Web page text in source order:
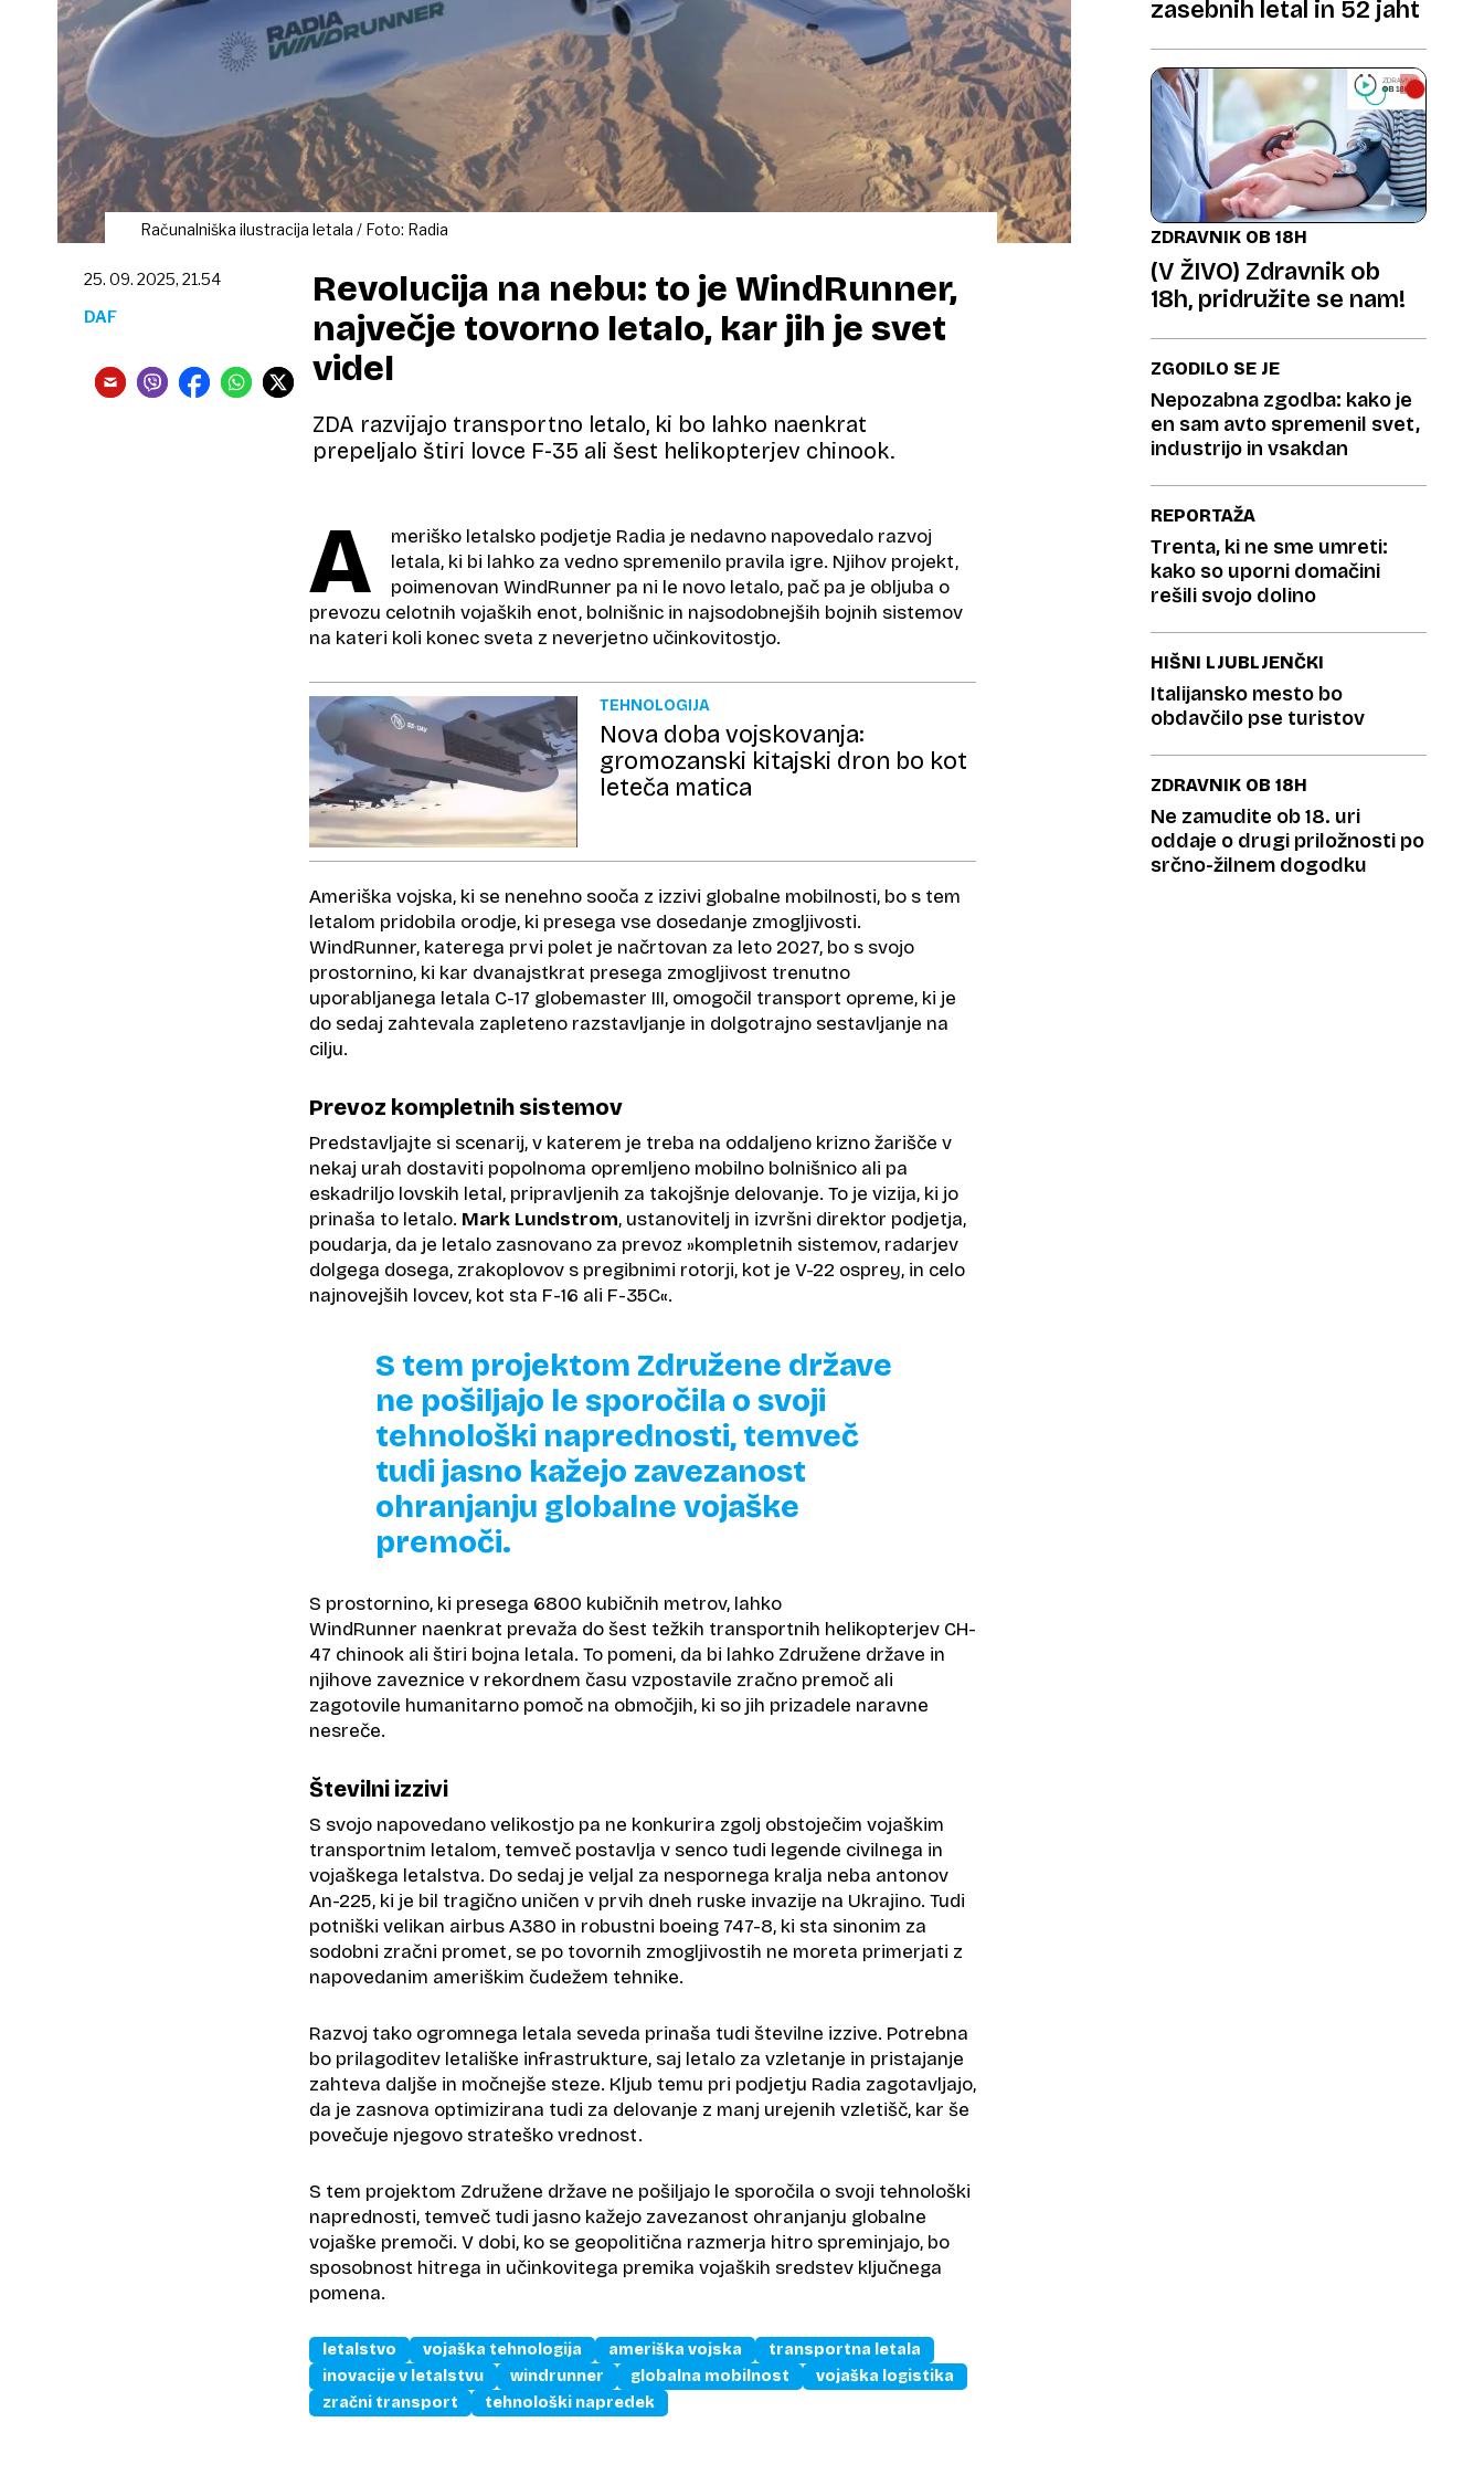
Računalniška ilustracija letala / Foto: Radia
Revolucija na nebu: to je WindRunner,
največje tovorno letalo, kar jih je svet
videl
ZDA razvijajo transportno letalo, ki bo lahko naenkrat
prepeljalo štiri lovce F-35 ali šest helikopterjev chinook.
25. 09. 2025, 21.54
DAF
A
meriško letalsko podjetje Radia je nedavno napovedalo razvoj
letala, ki bi lahko za vedno spremenilo pravila igre. Njihov projekt,
poimenovan WindRunner pa ni le novo letalo, pač pa je obljuba o
prevozu celotnih vojaških enot, bolnišnic in najsodobnejših bojnih sistemov
na kateri koli konec sveta z neverjetno učinkovitostjo.
TEHNOLOGIJA
Nova doba vojskovanja:
gromozanski kitajski dron bo kot
leteča matica
Ameriška vojska, ki se nenehno sooča z izzivi globalne mobilnosti, bo s tem
letalom pridobila orodje, ki presega vse dosedanje zmogljivosti.
WindRunner, katerega prvi polet je načrtovan za leto 2027, bo s svojo
prostornino, ki kar dvanajstkrat presega zmogljivost trenutno
uporabljanega letala C-17 globemaster III, omogočil transport opreme, ki je
do sedaj zahtevala zapleteno razstavljanje in dolgotrajno sestavljanje na
cilju.
Prevoz kompletnih sistemov
Predstavljajte si scenarij, v katerem je treba na oddaljeno krizno žarišče v
nekaj urah dostaviti popolnoma opremljeno mobilno bolnišnico ali pa
eskadriljo lovskih letal, pripravljenih za takojšnje delovanje. To je vizija, ki jo
prinaša to letalo. Mark Lundstrom, ustanovitelj in izvršni direktor podjetja,
poudarja, da je letalo zasnovano za prevoz »kompletnih sistemov, radarjev
dolgega dosega, zrakoplovov s pregibnimi rotorji, kot je V-22 osprey, in celo
najnovejših lovcev, kot sta F-16 ali F-35C«.
S tem projektom Združene države
ne pošiljajo le sporočila o svoji
tehnološki naprednosti, temveč
tudi jasno kažejo zavezanost
ohranjanju globalne vojaške
premoči.
S prostornino, ki presega 6800 kubičnih metrov, lahko
WindRunner naenkrat prevaža do šest težkih transportnih helikopterjev CH-
47 chinook ali štiri bojna letala. To pomeni, da bi lahko Združene države in
njihove zaveznice v rekordnem času vzpostavile zračno premoč ali
zagotovile humanitarno pomoč na območjih, ki so jih prizadele naravne
nesreče.
Številni izzivi
S svojo napovedano velikostjo pa ne konkurira zgolj obstoječim vojaškim
transportnim letalom, temveč postavlja v senco tudi legende civilnega in
vojaškega letalstva. Do sedaj je veljal za nespornega kralja neba antonov
An-225, ki je bil tragično uničen v prvih dneh ruske invazije na Ukrajino. Tudi
potniški velikan airbus A380 in robustni boeing 747-8, ki sta sinonim za
sodobni zračni promet, se po tovornih zmogljivostih ne moreta primerjati z
napovedanim ameriškim čudežem tehnike.
Razvoj tako ogromnega letala seveda prinaša tudi številne izzive. Potrebna
bo prilagoditev letališke infrastrukture, saj letalo za vzletanje in pristajanje
zahteva daljše in močnejše steze. Kljub temu pri podjetju Radia zagotavljajo,
da je zasnova optimizirana tudi za delovanje z manj urejenih vzletišč, kar še
povečuje njegovo strateško vrednost.
S tem projektom Združene države ne pošiljajo le sporočila o svoji tehnološki
naprednosti, temveč tudi jasno kažejo zavezanost ohranjanju globalne
vojaške premoči. V dobi, ko se geopolitična razmerja hitro spreminjajo, bo
sposobnost hitrega in učinkovitega premika vojaških sredstev ključnega
pomena.
letalstvo vojaška tehnologija ameriška vojska
transportna letala
inovacije v letalstvu
windrunner globalna mobilnost
vojaška logistika
zračni transport
tehnološki napredek
zasebnih letal in 52 jaht
ZDRAVNIK OB 18H
(V ŽIVO) Zdravnik ob
18h, pridružite se nam!
ZGODILO SE JE
Nepozabna zgodba: kako je
en sam avto spremenil svet,
industrijo in vsakdan
REPORTAŽA
Trenta, ki ne sme umreti:
kako so uporni domačini
rešili svojo dolino
HIŠNI LJUBLJENČKI
Italijansko mesto bo
obdavčilo pse turistov
ZDRAVNIK OB 18H
Ne zamudite ob 18. uri
oddaje o drugi priložnosti po
srčno-žilnem dogodku